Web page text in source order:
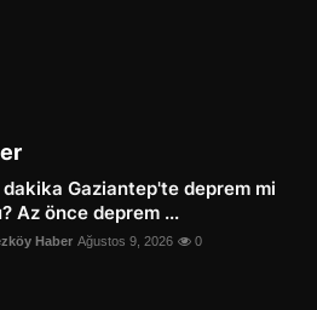
dakika Gaziantep'te deprem mi
Az önce deprem ...
Haber Ağustos 9, 2026 0